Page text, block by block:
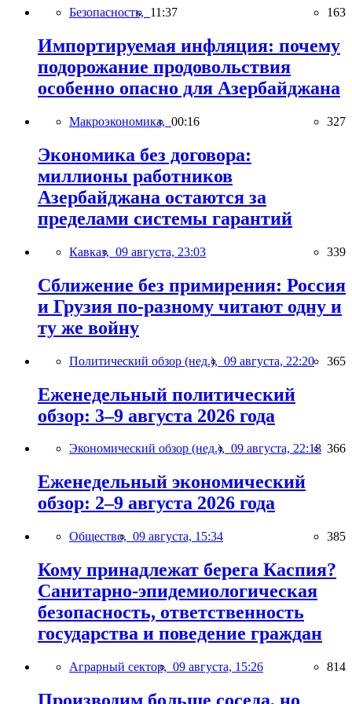
Безопасность, 11:37 163
Импортируемая инфляция: почему
подорожание продовольствия
особенно опасно для Азербайджана
Макроэкономика, 00:16 327
Экономика без договора:
миллионы работников
Азербайджана остаются за
пределами системы гарантий
Кавказ, 09 августа, 23:03 339
Сближение без примирения: Россия
и Грузия по-разному читают одну и
ту же войну
Политический обзор (нед.), 09 августа, 22:20 365
Еженедельный политический
обзор: 3–9 августа 2026 года
Экономический обзор (нед.), 09 августа, 22:18 366
Еженедельный экономический
обзор: 2–9 августа 2026 года
Общество, 09 августа, 15:34 385
Кому принадлежат берега Каспия?
Санитарно-эпидемиологическая
безопасность, ответственность
государства и поведение граждан
Аграрный сектор, 09 августа, 15:26 814